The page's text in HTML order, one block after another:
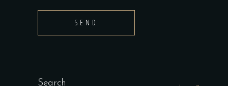
SEND
Search